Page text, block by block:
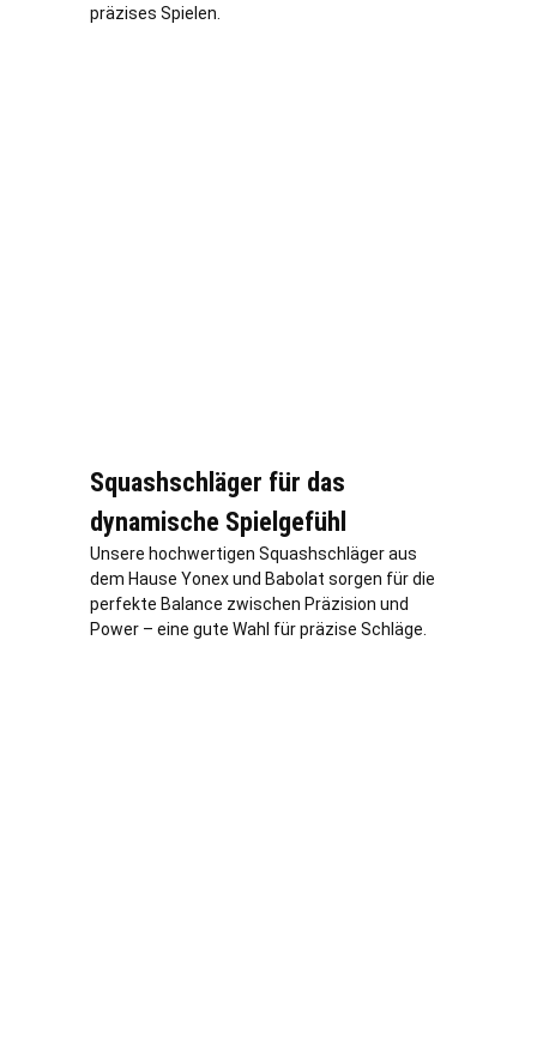
präzises Spielen.
Squashschläger für das
dynamische Spielgefühl
Unsere hochwertigen Squashschläger aus
dem Hause Yonex und Babolat sorgen für die
perfekte Balance zwischen Präzision und
Power – eine gute Wahl für präzise Schläge.